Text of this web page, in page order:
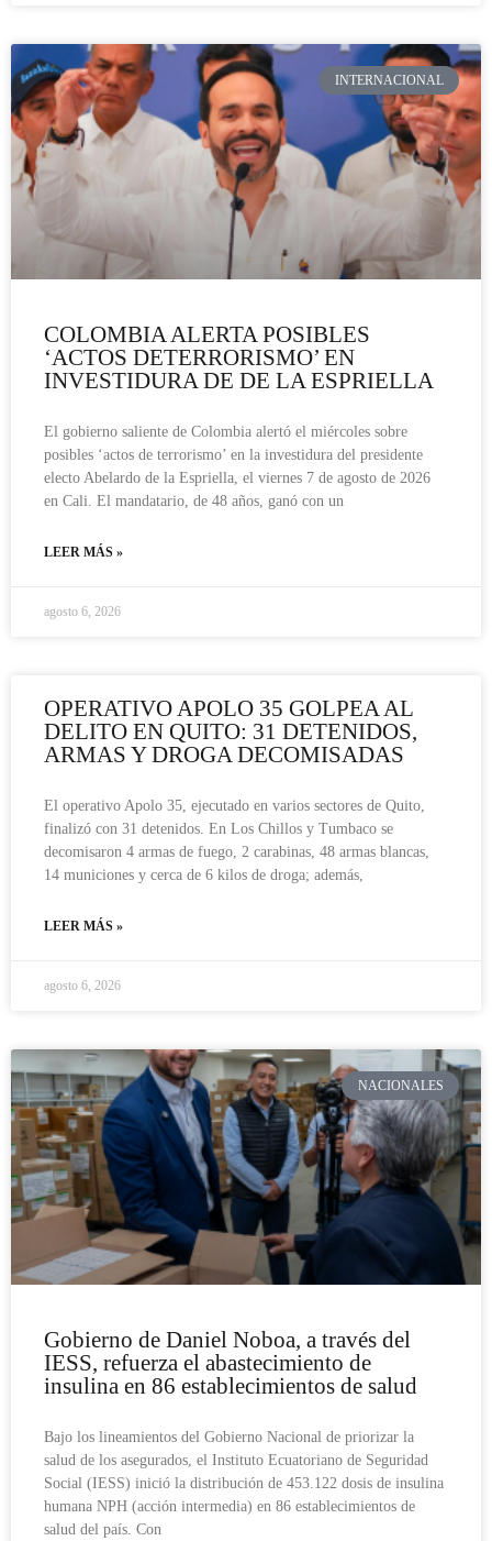
INTERNACIONAL
COLOMBIA ALERTA POSIBLES
‘ACTOS DETERRORISMO’ EN
INVESTIDURA DE DE LA ESPRIELLA
El gobierno saliente de Colombia alertó el miércoles sobre
posibles ‘actos de terrorismo’ en la investidura del presidente
electo Abelardo de la Espriella, el viernes 7 de agosto de 2026
en Cali. El mandatario, de 48 años, ganó con un
LEER MÁS »
agosto 6, 2026
OPERATIVO APOLO 35 GOLPEA AL
DELITO EN QUITO: 31 DETENIDOS,
ARMAS Y DROGA DECOMISADAS
El operativo Apolo 35, ejecutado en varios sectores de Quito,
finalizó con 31 detenidos. En Los Chillos y Tumbaco se
decomisaron 4 armas de fuego, 2 carabinas, 48 armas blancas,
14 municiones y cerca de 6 kilos de droga; además,
LEER MÁS »
agosto 6, 2026
NACIONALES
Gobierno de Daniel Noboa, a través del
IESS, refuerza el abastecimiento de
insulina en 86 establecimientos de salud
Bajo los lineamientos del Gobierno Nacional de priorizar la
salud de los asegurados, el Instituto Ecuatoriano de Seguridad
Social (IESS) inició la distribución de 453.122 dosis de insulina
humana NPH (acción intermedia) en 86 establecimientos de
salud del país. Con